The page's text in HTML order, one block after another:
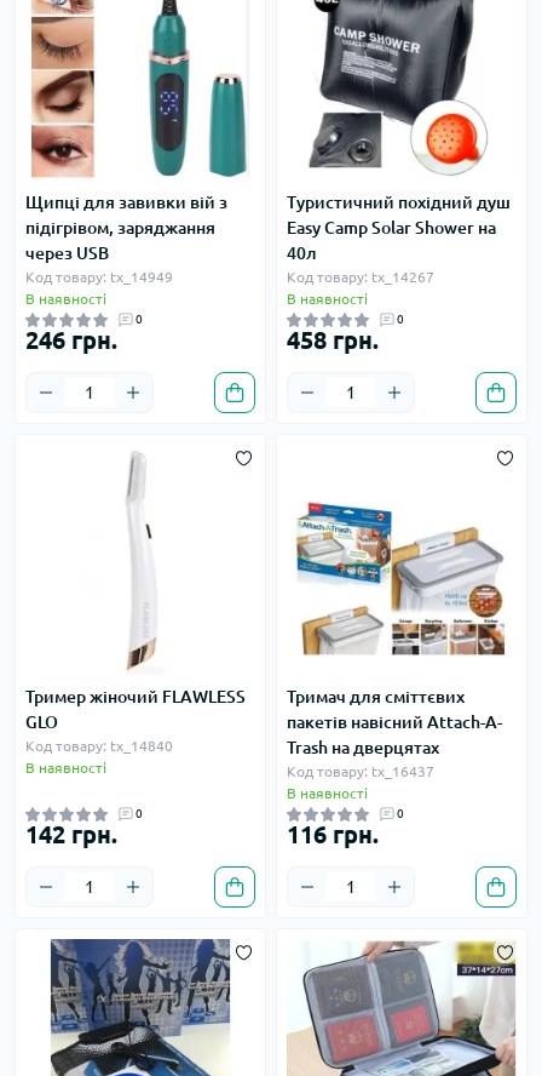
Щипці для завивки вій з
підігрівом, заряджання
через USB
Код товару: tx_14949
В наявності
0
246 грн.
Туристичний похідний душ
Easy Camp Solar Shower на
40л
Код товару: tx_14267
В наявності
0
458 грн.
Тример жіночий FLAWLESS
GLO
Код товару: tx_14840
В наявності
0
142 грн.
Тримач для сміттєвих
пакетів навісний Attach-A-
Trash на дверцятах
Код товару: tx_16437
В наявності
0
116 грн.